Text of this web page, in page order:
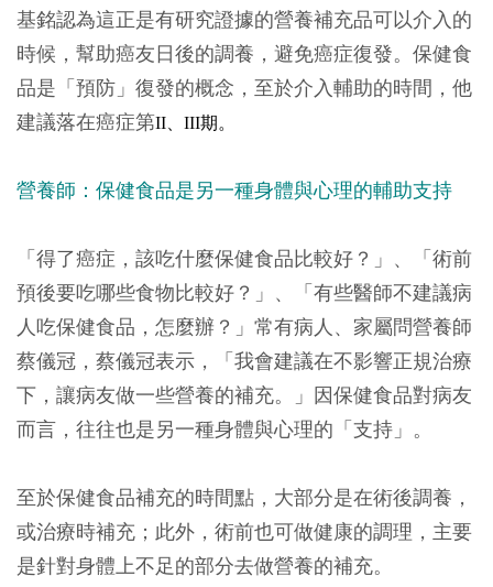
基銘認為這正是有研究證據的營養補充品可以介入的
時候，幫助癌友日後的調養，避免癌症復發。保健食
品是「預防」復發的概念，至於介入輔助的時間，他
建議落在癌症第II、III期。
營養師：保健食品是另一種身體與心理的輔助支持
「得了癌症，該吃什麼保健食品比較好？」、「術前
預後要吃哪些食物比較好？」、「有些醫師不建議病
人吃保健食品，怎麼辦？」常有病人、家屬問營養師
蔡儀冠，蔡儀冠表示，「我會建議在不影響正規治療
下，讓病友做一些營養的補充。」因保健食品對病友
而言，往往也是另一種身體與心理的「支持」。
至於保健食品補充的時間點，大部分是在術後調養，
或治療時補充；此外，術前也可做健康的調理，主要
是針對身體上不足的部分去做營養的補充。